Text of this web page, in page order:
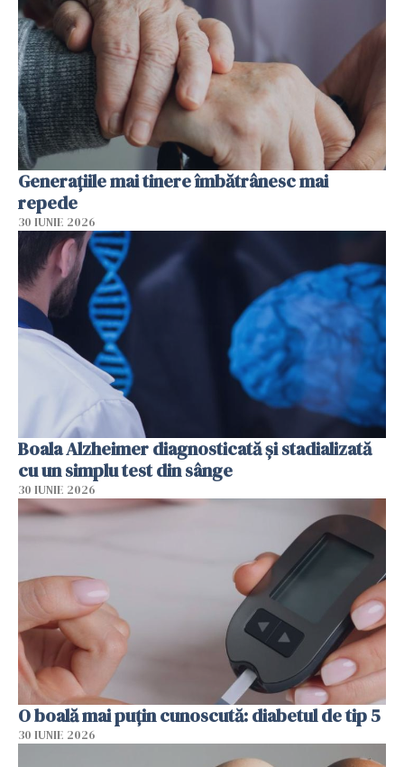
Generațiile mai tinere îmbătrânesc mai
repede
30 IUNIE 2026
Boala Alzheimer diagnosticată și stadializată
cu un simplu test din sânge
30 IUNIE 2026
O boală mai puțin cunoscută: diabetul de tip 5
30 IUNIE 2026